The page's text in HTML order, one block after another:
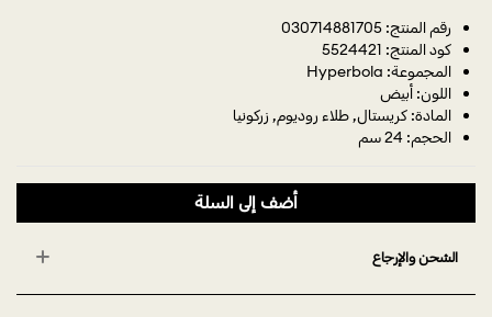
رقم المنتج: 030714881705
كود المنتج: 5524421
المجموعة: Hyperbola
اللون: أبيض
المادة: كريستال, طلاء روديوم, زركونيا
الحجم: 24 سم
أضف إلى السلة
الشحن والإرجاع